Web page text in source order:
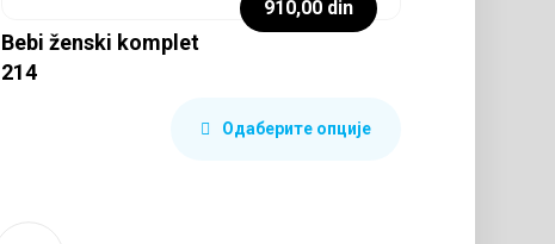
Bebi ženski komplet
214
910,00 din
Одаберите опције